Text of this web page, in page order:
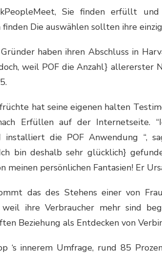
Sie finden erfüllt
finden Die auswählen sollten ihre
haben ihren Abschluss in
weil POF die Anzahl} allererster
hat seine eigenen halten
Erfüllen auf der Internetseite.
installiert die POF Anwendung “,
bin deshalb sehr glücklich}
meinen persönlichen Fantasien! Er
das des Stehens einer von
weil ihre Verbraucher mehr sind
Beziehung als Entdecken von
‘s innerem Umfrage, rund 85